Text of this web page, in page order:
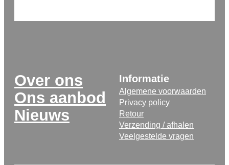
Over ons
Ons aanbod
Nieuws
Informatie
Algemene voorwaarden
Privacy policy
Retour
Verzending / afhalen
Veelgestelde vragen